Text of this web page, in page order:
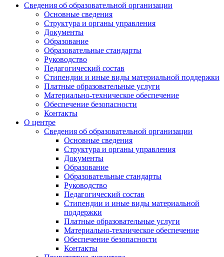
Сведения об образовательной организации
Основные сведения
Структура и органы управления
Документы
Образование
Образовательные стандарты
Руководство
Педагогический состав
Стипендии и иные виды материальной поддержки
Платные образовательные услуги
Материально-техническое обеспечение
Обеспечение безопасности
Контакты
О центре
Сведения об образовательной организации
Основные сведения
Структура и органы управления
Документы
Образование
Образовательные стандарты
Руководство
Педагогический состав
Стипендии и иные виды материальной
поддержки
Платные образовательные услуги
Материально-техническое обеспечение
Обеспечение безопасности
Контакты